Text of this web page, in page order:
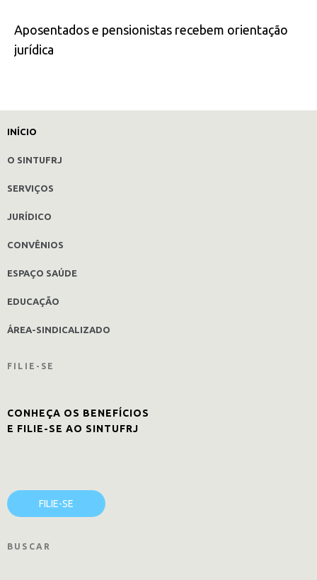
Aposentados e pensionistas recebem orientação
jurídica
INÍCIO
O SINTUFRJ
SERVIÇOS
JURÍDICO
CONVÊNIOS
ESPAÇO SAÚDE
EDUCAÇÃO
ÁREA-SINDICALIZADO
FILIE-SE
CONHEÇA OS BENEFÍCIOS
E FILIE-SE AO SINTUFRJ
FILIE-SE
BUSCAR